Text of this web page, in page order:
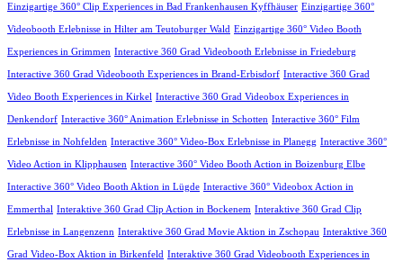
Einzigartige 360° Clip Experiences in Bad Frankenhausen Kyffhäuser Einzigartige 360°
Videobooth Erlebnisse in Hilter am Teutoburger Wald Einzigartige 360° Video Booth
Experiences in Grimmen Interactive 360 Grad Videobooth Erlebnisse in Friedeburg
Interactive 360 Grad Videobooth Experiences in Brand-Erbisdorf Interactive 360 Grad
Video Booth Experiences in Kirkel Interactive 360 Grad Videobox Experiences in
Denkendorf Interactive 360° Animation Erlebnisse in Schotten Interactive 360° Film
Erlebnisse in Nohfelden Interactive 360° Video-Box Erlebnisse in Planegg Interactive 360°
Video Action in Klipphausen Interactive 360° Video Booth Action in Boizenburg Elbe
Interactive 360° Video Booth Aktion in Lügde Interactive 360° Videobox Action in
Emmerthal Interaktive 360 Grad Clip Action in Bockenem Interaktive 360 Grad Clip
Erlebnisse in Langenzenn Interaktive 360 Grad Movie Aktion in Zschopau Interaktive 360
Grad Video-Box Aktion in Birkenfeld Interaktive 360 Grad Videobooth Experiences in